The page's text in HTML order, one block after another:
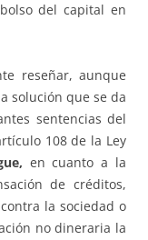
del capital en
reseñar, aunque
solución que se da
sentencias del
108 de la Ley
en cuanto a la
de créditos,
la sociedad o
no dineraria la